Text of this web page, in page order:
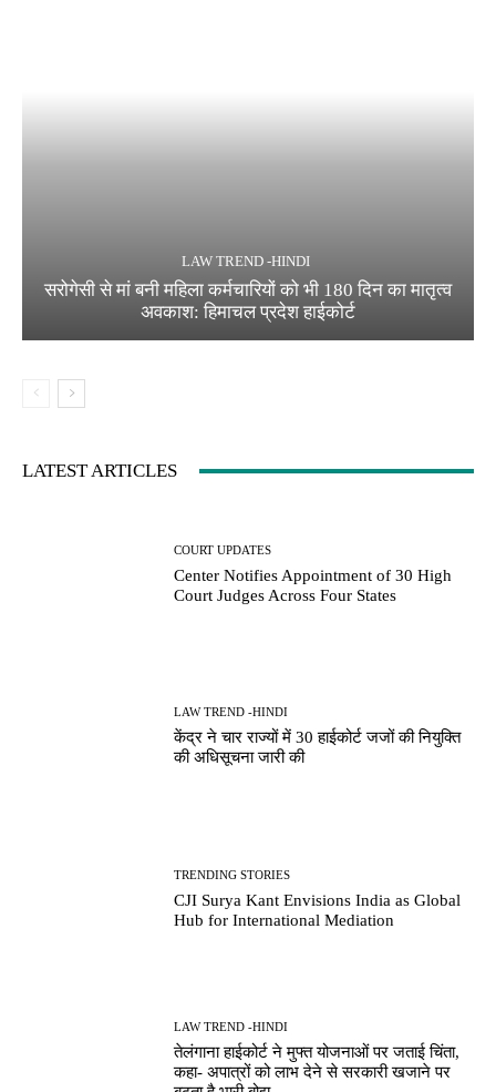
LAW TREND -HINDI
सरोगेसी से मां बनी महिला कर्मचारियों को भी 180 दिन का मातृत्व
अवकाश: हिमाचल प्रदेश हाईकोर्ट
LATEST ARTICLES
COURT UPDATES
Center Notifies Appointment of 30 High
Court Judges Across Four States
LAW TREND -HINDI
केंद्र ने चार राज्यों में 30 हाईकोर्ट जजों की नियुक्ति
की अधिसूचना जारी की
TRENDING STORIES
CJI Surya Kant Envisions India as Global
Hub for International Mediation
LAW TREND -HINDI
तेलंगाना हाईकोर्ट ने मुफ्त योजनाओं पर जताई चिंता,
कहा- अपात्रों को लाभ देने से सरकारी खजाने पर